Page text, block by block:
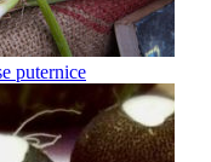
puternice